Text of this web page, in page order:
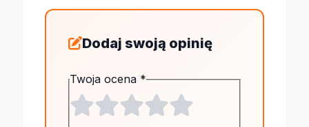
Dodaj swoją opinię
Twoja ocena *